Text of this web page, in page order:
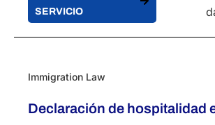
SERVICIO
Immigration Law
Declaración de hospitalidad